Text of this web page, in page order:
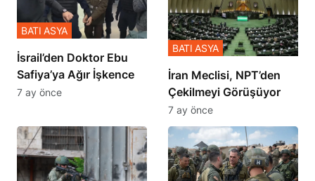
İsrail’den Doktor Ebu
Safiya’ya Ağır İşkence
BATI ASYA
7 ay önce
İran Meclisi, NPT’den
Çekilmeyi Görüşüyor
BATI ASYA
7 ay önce